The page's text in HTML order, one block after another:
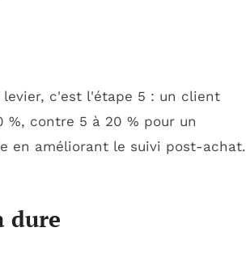
levier, c'est l'étape 5 : un client
contre 5 à 20 % pour un
en améliorant le suivi post-achat.
dure